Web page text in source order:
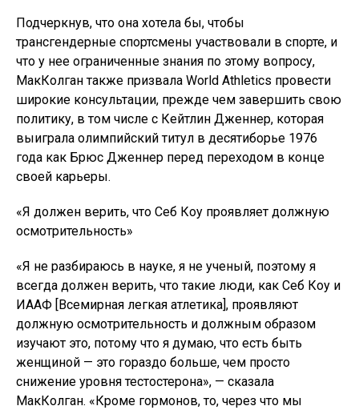
Подчеркнув, что она хотела бы, чтобы
трансгендерные спортсмены участвовали в спорте, и
что у нее ограниченные знания по этому вопросу,
МакКолган также призвала World Athletics провести
широкие консультации, прежде чем завершить свою
политику, в том числе с Кейтлин Дженнер, которая
выиграла олимпийский титул в десятиборье 1976
года как Брюс Дженнер перед переходом в конце
своей карьеры.
«Я должен верить, что Себ Коу проявляет должную
осмотрительность»
«Я не разбираюсь в науке, я не ученый, поэтому я
всегда должен верить, что такие люди, как Себ Коу и
ИААФ [Всемирная легкая атлетика], проявляют
должную осмотрительность и должным образом
изучают это, потому что я думаю, что есть быть
женщиной — это гораздо больше, чем просто
снижение уровня тестостерона», — сказала
МакКолган. «Кроме гормонов, то, через что мы